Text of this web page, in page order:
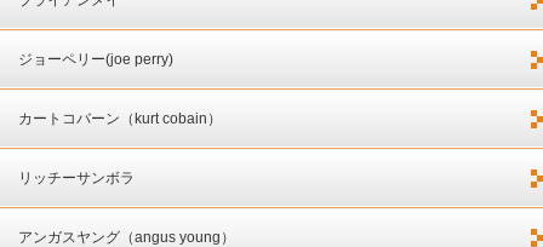
ジョーペリー(joe perry)
カートコバーン（kurt cobain）
リッチーサンボラ
アンガスヤング（angus young）